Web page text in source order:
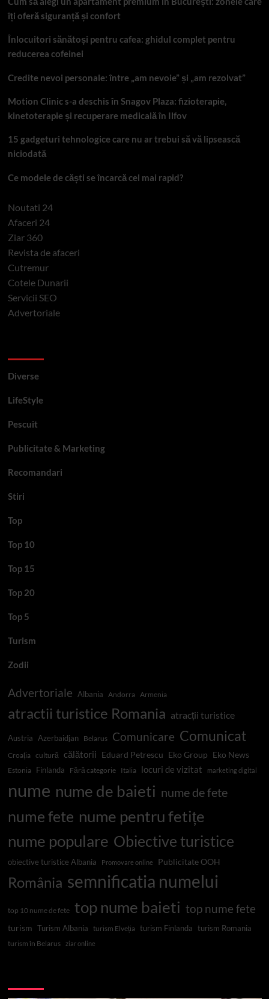
îți oferă siguranță și confort
Înlocuitori sănătoși pentru cafea: ghidul complet pentru
reducerea cofeinei
Credite nevoi personale: între „am nevoie” și „am rezolvat”
Motion Clinic s-a deschis în Snagov Plaza: fizioterapie,
kinetoterapie și recuperare medicală în Ilfov
15 gadgeturi tehnologice care nu ar trebui să vă lipsească
niciodată
Ce modele de căști se încarcă cel mai rapid?
Noutati 24
Afaceri 24
Ziar 360
Revista de afaceri
Cutremur
Cotele Dunarii
Servicii SEO
Advertoriale
Diverse
LifeStyle
Pescuit
Publicitate & Marketing
Recomandari
Stiri
Top
Top 10
Top 15
Top 20
Top 5
Turism
Zodii
Advertoriale Albania Andorra Armenia
atractii turistice Romania atracții turistice
Austria Azerbaidjan Belarus Comunicare Comunicat
Croația cultură călătorii Eduard Petrescu Eko Group Eko News
Estonia Finlanda Fără categorie Italia locuri de vizitat marketing digital
nume nume de baieti nume de fete
nume fete nume pentru fetițe
nume populare Obiective turistice
obiective turistice Albania Promovare online Publicitate OOH
România semnificatia numelui
top 10 nume de fete top nume baieti top nume fete
turism Turism Albania turism Elveția turism Finlanda turism Romania
turism în Belarus ziar online